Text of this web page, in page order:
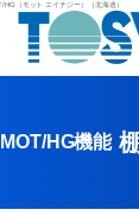
（モット エイチジー）（北海道）
MOT/HG機能